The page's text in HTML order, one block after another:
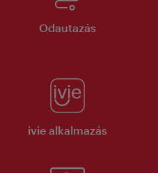
Odautazás
ivie alkalmazás